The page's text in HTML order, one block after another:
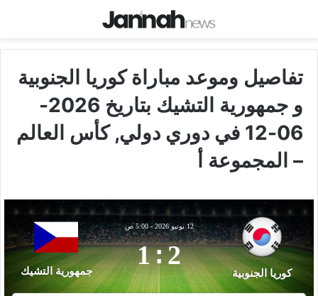
تفاصيل وموعد مباراة كوريا الجنوبية
و جمهورية التشيك بتاريخ 2026-
06-12 في دوري دولي, كأس العالم
– المجموعة أ
كوريا الجنوبية
12 يونيو 2026 -5:00 ص
2
:
1
جمهورية التشيك